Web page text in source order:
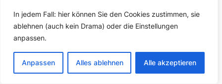
In jedem Fall: hier können Sie den Cookies zustimmen, sie
ablehnen (auch kein Drama) oder die Einstellungen
anpassen.
Anpassen Alles ablehnen Alle akzeptieren